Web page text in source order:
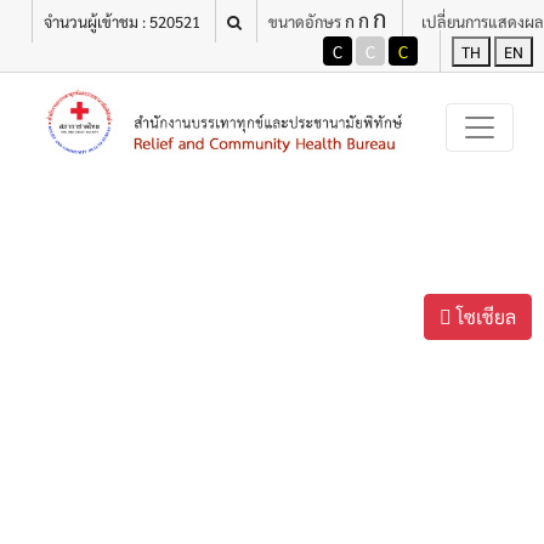
จำนวนผู้เข้าชม : 520521 ขนาดอักษรก ก ก เปลี่ยนการแสดงผล
C C C TH EN
โซเชียล